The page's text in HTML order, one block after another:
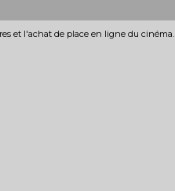
et l'achat de place en ligne du cinéma.